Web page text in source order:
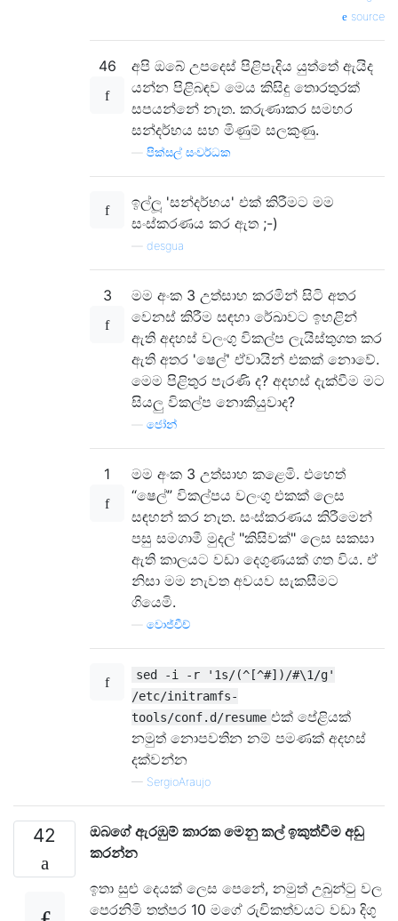
source
46
අපි ඔබේ උපදෙස් පිළිපැදිය යුත්තේ ඇයිද
යන්න පිළිබඳව මෙය කිසිදු තොරතුරක්
සපයන්නේ නැත. කරුණාකර සමහර
සන්දර්භය සහ මිණුම් සලකුණු.
පික්සල් සංවර්ධක
ඉල්ලූ 'සන්දර්භය' එක් කිරීමට මම
සංස්කරණය කර ඇත ;-)
desgua
3
මම අංක 3 උත්සාහ කරමින් සිටි අතර
වෙනස් කිරීම සඳහා රේඛාවට ඉහළින්
ඇති අදහස් වලංගු විකල්ප ලැයිස්තුගත කර
ඇති අතර 'ෂෙල්' ඒවායින් එකක් නොවේ.
මෙම පිළිතුර පැරණි ද? අදහස් දැක්වීම මට
සියලු විකල්ප නොකියුවාද?
ජෝන්
1
මම අංක 3 උත්සාහ කළෙමි. එහෙත්
“ෂෙල්” විකල්පය වලංගු එකක් ලෙස
සඳහන් කර නැත. සංස්කරණය කිරීමෙන්
පසු සමගාමී මුදල් "කිසිවක්" ලෙස සකසා
ඇති කාලයට වඩා දෙගුණයක් ගත විය. ඒ
නිසා මම නැවත අවයව සැකසීමට
ගියෙමි.
වොජ්චීච්
sed -i -r '1s/(^[^#])/#\1/g'
/etc/initramfs-
tools/conf.d/resume එක් පේළියක්
නමුත් නොපවතින නම් පමණක් අදහස්
දක්වන්න
— SergioAraujo
42
ඔබගේ ඇරඹුම් කාරක මෙනු කල් ඉකුත්වීම අඩු
කරන්න
ඉතා සුළු දෙයක් ලෙස පෙනේ, නමුත් උබුන්ටු වල
පෙරනිමි තත්පර 10 මගේ රුචිකත්වයට වඩා දිගු